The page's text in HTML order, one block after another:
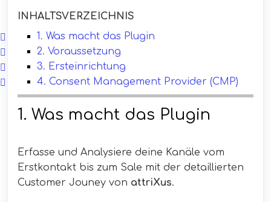
INHALTSVERZEICHNIS
1. Was macht das Plugin
2. Voraussetzung
3. Ersteinrichtung
4. Consent Management Provider (CMP)
1. Was macht das Plugin
Erfasse und Analysiere deine Kanäle vom
Erstkontakt bis zum Sale mit der detaillierten
Customer Jouney von attriXus.